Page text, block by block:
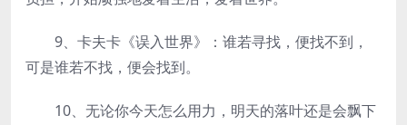
9、卡夫卡《误入世界》：谁若寻找，便找不到，
可是谁若不找，便会找到。
10、无论你今天怎么用力，明天的落叶还是会飘下